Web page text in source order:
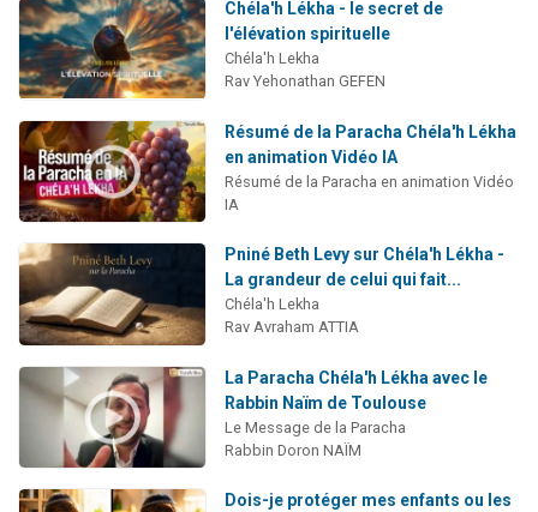
Chéla'h Lékha - le secret de
l'élévation spirituelle
Chéla'h Lekha
Rav Yehonathan GEFEN
Résumé de la Paracha Chéla'h Lékha
en animation Vidéo IA
Résumé de la Paracha en animation Vidéo
IA
Pniné Beth Levy sur Chéla'h Lékha -
La grandeur de celui qui fait...
Chéla'h Lekha
Rav Avraham ATTIA
La Paracha Chéla'h Lékha avec le
Rabbin Naïm de Toulouse
Le Message de la Paracha
Rabbin Doron NAÏM
Dois-je protéger mes enfants ou les